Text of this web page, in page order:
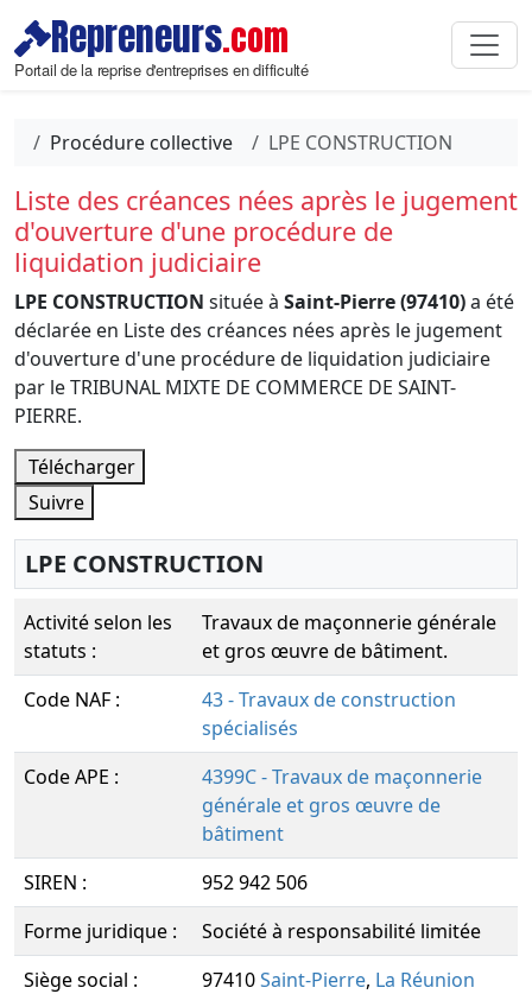
Repreneurs.com
Portail de la reprise d'entreprises en difficulté
Procédure collective LPE CONSTRUCTION
Liste des créances nées après le jugement
d'ouverture d'une procédure de
liquidation judiciaire
LPE CONSTRUCTION située à Saint-Pierre (97410)a été
déclarée en Liste des créances nées après le jugement
d'ouverture d'une procédure de liquidation judiciaire
par le TRIBUNAL MIXTE DE COMMERCE DE SAINT-
PIERRE.
Télécharger
Suivre
LPE CONSTRUCTION
Activité selon les
statuts :
Travaux de maçonnerie générale
et gros œuvre de bâtiment.
Code NAF :
43 - Travaux de construction
spécialisés
Code APE :
4399C - Travaux de maçonnerie
générale et gros œuvre de
bâtiment
SIREN :
952 942 506
Forme juridique :
Société à responsabilité limitée
Siège social :
97410Saint-Pierre, La Réunion